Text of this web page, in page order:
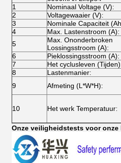
1
Nominaal Voltage (V):
2
Voltagewaaier (V):
3
Nominale Capaciteit
4
Max. Lastenstroom (A):
5
Max. Ononderbroken
Lossingsstroom (A):
6
Pieklossingsstroom (A):
7
Het cyclusleven
8
Lastenmanier:
9
Afmeting (L*W*H):
10 Het werk Temperatuur:
Onze veiligheidstests voor